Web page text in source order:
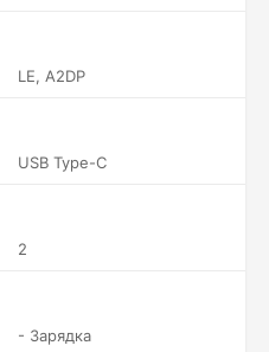
LE, A2DP
USB Type-C
2
- Зарядка